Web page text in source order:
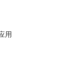
用